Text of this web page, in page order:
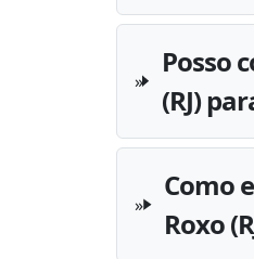
Posso
(RJ)
Como
Roxo